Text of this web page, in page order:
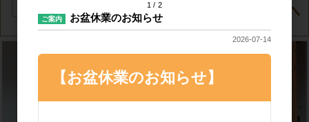
1 2
ご案内 お盆休業のお知らせ
2026-07-14
【お盆休業のお知らせ】